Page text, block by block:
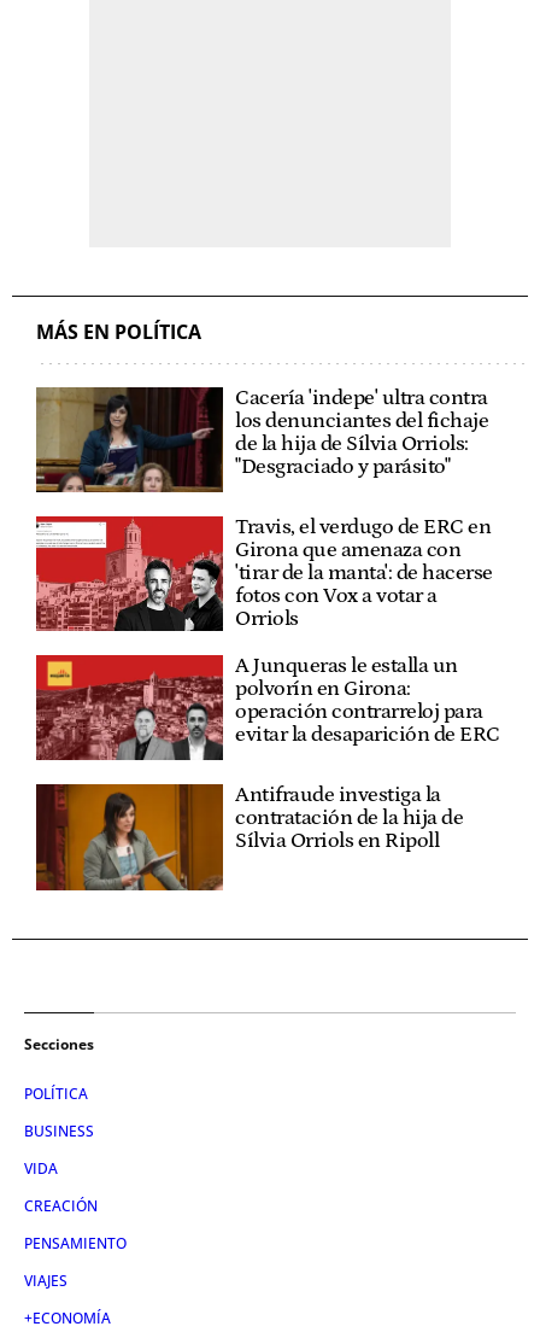
MÁS EN POLÍTICA
Cacería 'indepe' ultra contra
los denunciantes del fichaje
de la hija de Sílvia Orriols:
"Desgraciado y parásito"
Travis, el verdugo de ERC en
Girona que amenaza con
'tirar de la manta': de hacerse
fotos con Vox a votar a
Orriols
A Junqueras le estalla un
polvorín en Girona:
operación contrarreloj para
evitar la desaparición de ERC
Antifraude investiga la
contratación de la hija de
Sílvia Orriols en Ripoll
Secciones
POLÍTICA
BUSINESS
VIDA
CREACIÓN
PENSAMIENTO
VIAJES
+ECONOMÍA